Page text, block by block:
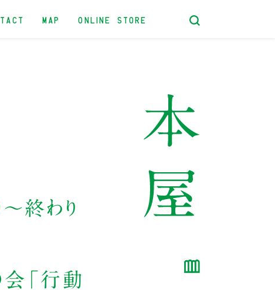
MAP ONLINE STORE
終わり
「行動